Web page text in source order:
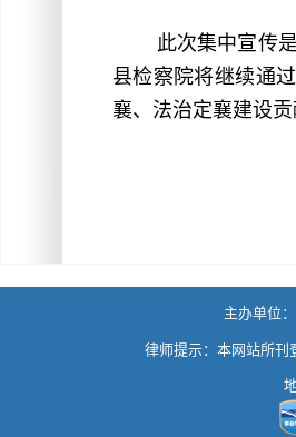
此次集中宣传
县检察院将继续通
襄、法治定襄建设贡
主办单位
律师提示：本网站所刊